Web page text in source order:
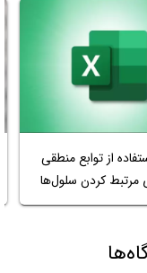
از توابع منطقی
مرتبط کردن سلول‌ها